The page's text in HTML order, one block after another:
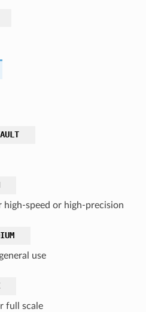
high-speed or high-precision
use
full scale